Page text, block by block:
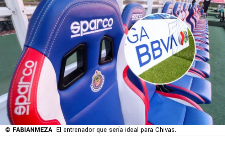
© FABIANMEZA El entrenador que sería ideal para Chivas.